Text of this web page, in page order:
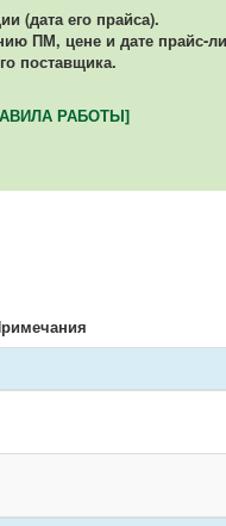
(дата его прайса).
цене и дате прайс-
поставщика.
РАБОТЫ]